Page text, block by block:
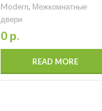
Modern, Межкомнатные
двери
0 р.
READ MORE